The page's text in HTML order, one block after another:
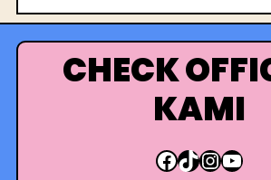
r
i
CHECK
KAMI
Facebook TikTok InstagramYouTube